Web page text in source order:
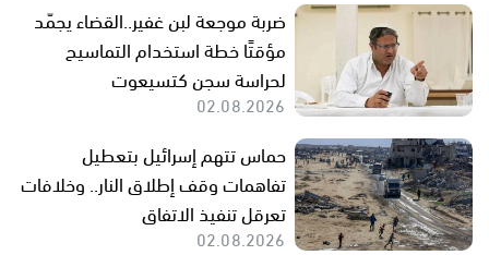
ضربة موجعة لبن غفير..القضاء يجمّد
مؤقتًا خطة استخدام التماسيح
لحراسة سجن كتسيعوت
02.08.2026
حماس تتهم إسرائيل بتعطيل
تفاهمات وقف إطلاق النار.. وخلافات
تعرقل تنفيذ الاتفاق
02.08.2026